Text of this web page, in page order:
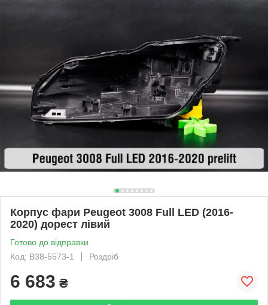
Корпус фари Peugeot 3008 Full LED (2016-
2020) дорест лівий
Готово до відправки
Код: B38-5573-1
Роздріб
6 683 ₴